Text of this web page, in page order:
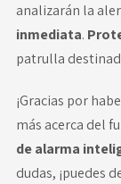
analizarán la
inmediata.
patrulla
¡Gracias por
más acerca del
de alarma
dudas, ¡puedes